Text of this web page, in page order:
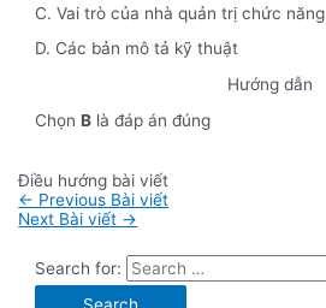
C. Vai trò của nhà quản trị chức năng
D. Các bản mô tả kỹ thuật
Hướng dẫn
ChọnB là đáp án đúng
Điều hướng bài viết
← Previous Bài viết
Next Bài viết →
Search for: